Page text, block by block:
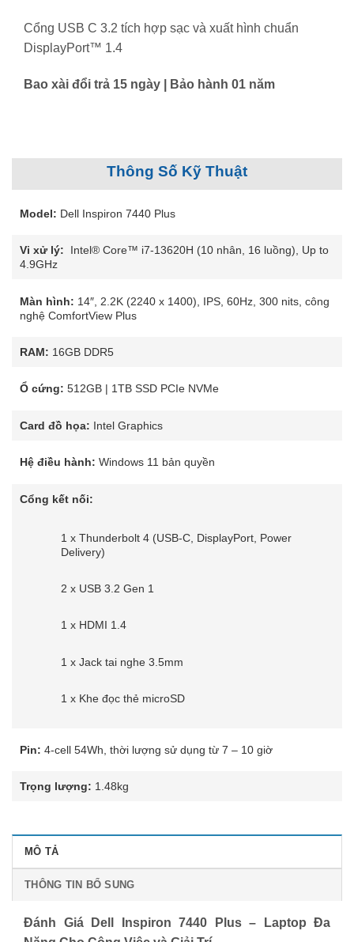
Cổng USB C 3.2 tích hợp sạc và xuất hình chuẩn
DisplayPort™ 1.4
Bao xài đổi trả 15 ngày | Bảo hành 01 năm
MÔ TẢ
THÔNG TIN BỔ SUNG
Đánh Giá Dell Inspiron 7440 Plus – Laptop Đa
Thông Số Kỹ Thuật
Model: Dell Inspiron 7440 Plus
Vi xử lý: Intel® Core™ i7-13620H (10 nhân, 16 luồng), Up to
4.9GHz
Màn hình: 14″, 2.2K (2240 x 1400), IPS, 60Hz, 300 nits, công
nghệ ComfortView Plus
RAM: 16GB DDR5
Ổ cứng: 512GB | 1TB SSD PCIe NVMe
Card đồ họa: Intel Graphics
Hệ điều hành: Windows 11 bản quyền
Cổng kết nối:
1 x Thunderbolt 4 (USB-C, DisplayPort, Power
Delivery)
2 x USB 3.2 Gen 1
1 x HDMI 1.4
1 x Jack tai nghe 3.5mm
1 x Khe đọc thẻ microSD
Pin: 4-cell 54Wh, thời lượng sử dụng từ 7 – 10 giờ
Trọng lượng: 1.48kg